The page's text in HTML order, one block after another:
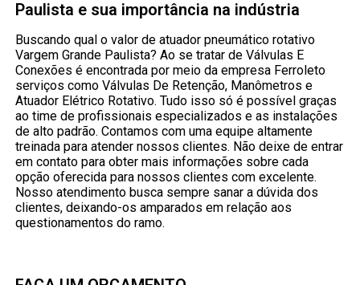
Paulista e sua importância na indústria
Buscando qual o valor de atuador pneumático rotativo
Vargem Grande Paulista? Ao se tratar de Válvulas E
Conexões é encontrada por meio da empresa Ferroleto
serviços como Válvulas De Retenção, Manômetros e
Atuador Elétrico Rotativo. Tudo isso só é possível graças
ao time de profissionais especializados e as instalações
de alto padrão. Contamos com uma equipe altamente
treinada para atender nossos clientes. Não deixe de entrar
em contato para obter mais informações sobre cada
opção oferecida para nossos clientes com excelente.
Nosso atendimento busca sempre sanar a dúvida dos
clientes, deixando-os amparados em relação aos
questionamentos do ramo.